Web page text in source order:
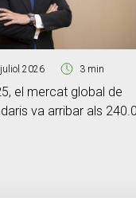
2026 3 min
el mercat global de
va arribar als